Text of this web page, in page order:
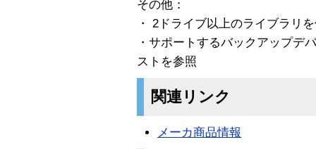
その他：
・ 2ドライブ以上のライブラリ
・サポートするバックアップデ
ストを参照
関連リンク
メーカ商品情報